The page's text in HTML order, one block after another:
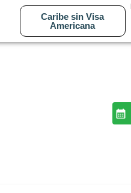
Caribe sin Visa
Americana